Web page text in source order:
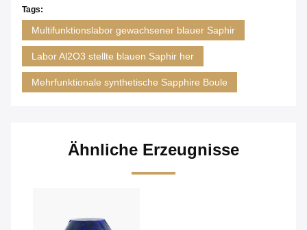
Tags:
Multifunktionslabor gewachsener blauer Saphir
Labor Al2O3 stellte blauen Saphir her
Mehrfunktionale synthetische Sapphire Boule
Ähnliche Erzeugnisse